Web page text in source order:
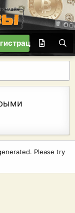
Please try